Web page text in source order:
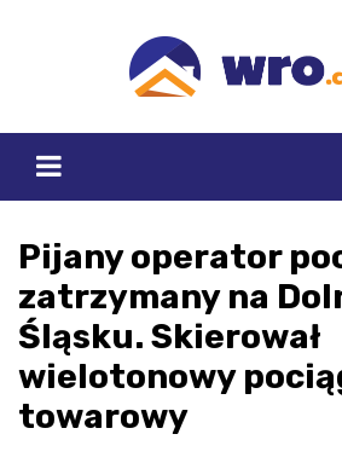
Pijany operator
zatrzymany na
Śląsku. Skierował
wielotonowy
towarowy